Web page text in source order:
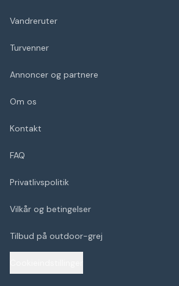
Vandreruter
Turvenner
Annoncer og partnere
Om os
Kontakt
FAQ
Privatlivspolitik
Vilkår og betingelser
Tilbud på outdoor-grej